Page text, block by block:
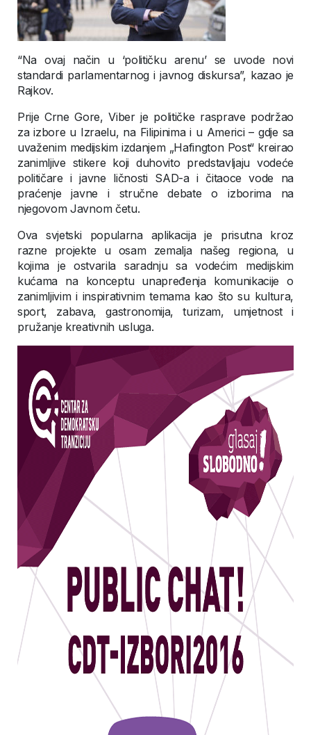
“Na ovaj način u ‘političku arenu’ se uvode novi
standardi parlamentarnog i javnog diskursa”, kazao je
Rajkov.
Prije Crne Gore, Viber je političke rasprave podržao
za izbore u Izraelu, na Filipinima i u Americi – gdje sa
uvaženim medijskim izdanjem „Hafington Post“ kreirao
zanimljive stikere koji duhovito predstavljaju vodeće
političare i javne ličnosti SAD-a i čitaoce vode na
praćenje javne i stručne debate o izborima na
njegovom Javnom četu.
Ova svjetski popularna aplikacija je prisutna kroz
razne projekte u osam zemalja našeg regiona, u
kojima je ostvarila saradnju sa vodećim medijskim
kućama na konceptu unapređenja komunikacije o
zanimljivim i inspirativnim temama kao što su kultura,
sport, zabava, gastronomija, turizam, umjetnost i
pružanje kreativnih usluga.